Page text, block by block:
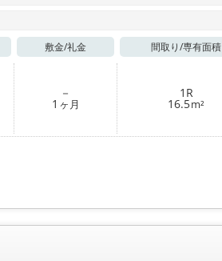
敷金/礼金 間取り/専有面積
－
1 ヶ月
1R
16.5m²